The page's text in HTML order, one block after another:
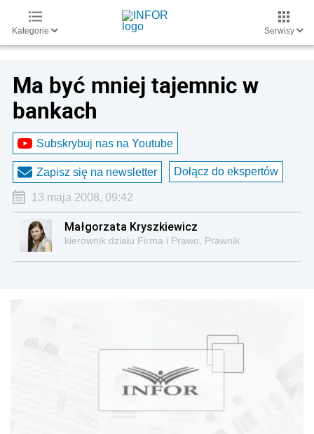
Kategorie Serwisy
Ma być mniej tajemnic w
bankach
Subskrybuj nas na Youtube
Zapisz się na newsletter Dołącz do ekspertów
13 maja 2008, 09:42
Małgorzata Kryszkiewicz
kierownik działu Firma i Prawo, Prawnik